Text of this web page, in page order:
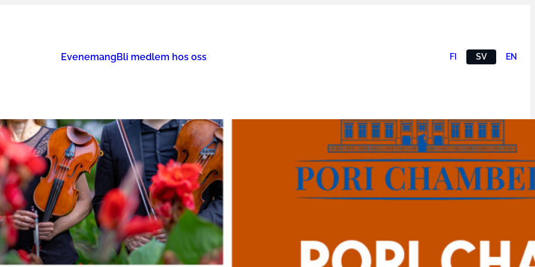
EvenemangBli medlem hos oss FI SV EN